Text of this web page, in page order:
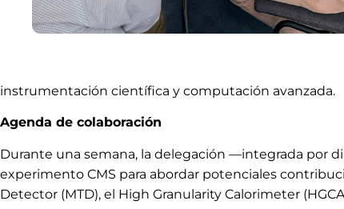
instrumentación científica y computación avanzada.
Agenda de colaboración
Durante una semana, la delegación —integrada por
experimento CMS para abordar potenciales
Detector (MTD), el High Granularity Calorimeter